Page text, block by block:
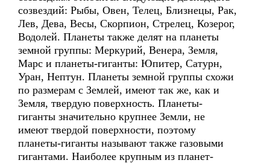
созвездий: Рыбы, Овен, Телец, Близнецы, Рак,
Лев, Дева, Весы, Скорпион, Стрелец, Козерог,
Водолей. Планеты также делят на планеты
земной группы: Меркурий, Венера, Земля,
Марс и планеты-гиганты: Юпитер, Сатурн,
Уран, Нептун. Планеты земной группы схожи
по размерам с Землей, имеют так же, как и
Земля, твердую поверхность. Планеты-
гиганты значительно крупнее Земли, не
имеют твердой поверхности, поэтому
планеты-гиганты называют также газовыми
гигантами. Наиболее крупным из планет-